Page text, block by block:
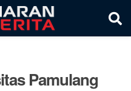
Pamulang